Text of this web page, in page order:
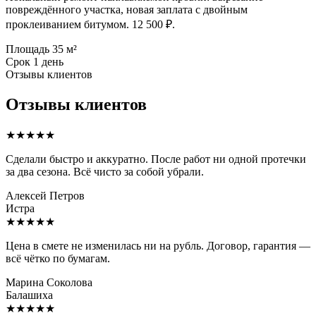
повреждённого участка, новая заплата с двойным
проклеиванием битумом. 12 500 ₽.
Площадь 35 м²
Срок 1 день
Отзывы клиентов
Отзывы клиентов
★★★★★
Сделали быстро и аккуратно. После работ ни одной протечки
за два сезона. Всё чисто за собой убрали.
Алексей Петров
Истра
★★★★★
Цена в смете не изменилась ни на рубль. Договор, гарантия —
всё чётко по бумагам.
Марина Соколова
Балашиха
★★★★★